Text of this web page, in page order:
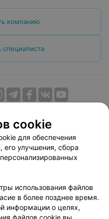
компанию
специалиста
Публичный договор
Способы оплаты
Партнеры
cookie
данных
cookie
для обеспечения
его улучшения, сбора
использования файлов
в более позднее время.
информации о целях,
файлов cookie вы